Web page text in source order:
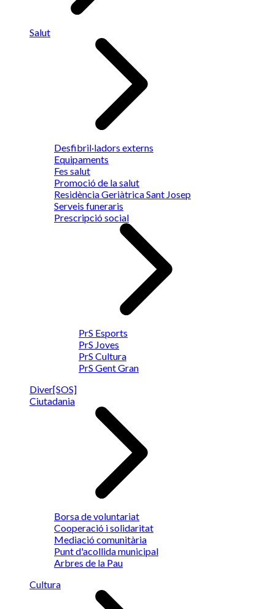
Salut
Desfibril·ladors externs
Equipaments
Fes salut
Promoció de la salut
Residència Geriàtrica Sant Josep
Serveis funeraris
Prescripció social
PrS Esports
PrS Joves
PrS Cultura
PrS Gent Gran
Diver[SOS]
Ciutadania
Borsa de voluntariat
Cooperació i solidaritat
Mediació comunitària
Punt d'acollida municipal
Arbres de la Pau
Cultura